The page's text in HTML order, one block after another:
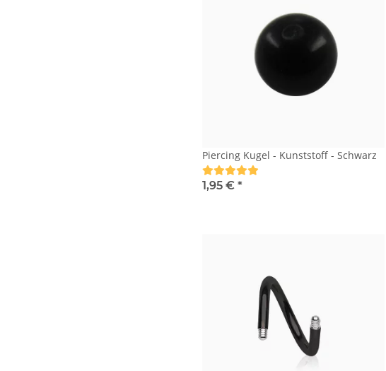
Piercing Kugel - Kunststoff - Schwarz
1,95 €*